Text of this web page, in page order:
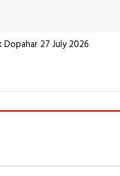
Dopahar 27 July 2026